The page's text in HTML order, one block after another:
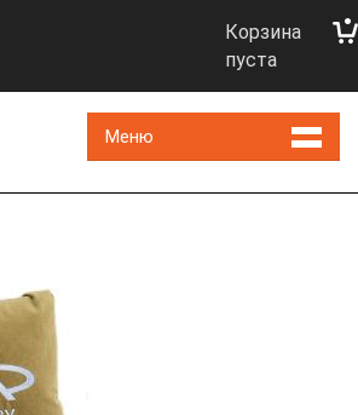
Корзина
пуста
Меню